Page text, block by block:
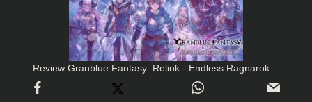
Review Granblue Fantasy: Relink - Endless Ragnarok…